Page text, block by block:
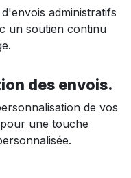
administratifs
un soutien continu
des envois.
de vos
une touche